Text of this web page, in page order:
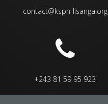
contact@ksph-lisanga.org
+243 81 59 95 923